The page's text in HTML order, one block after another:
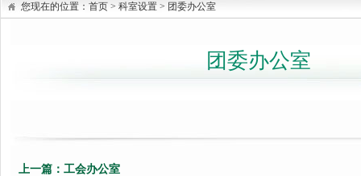
您现在的位置： 首页 > 科室设置 > 团委办公室
团委办公室
上一篇： 工会办公室